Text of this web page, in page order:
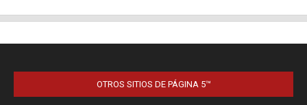
OTROS SITIOS DE PÁGINA 5™